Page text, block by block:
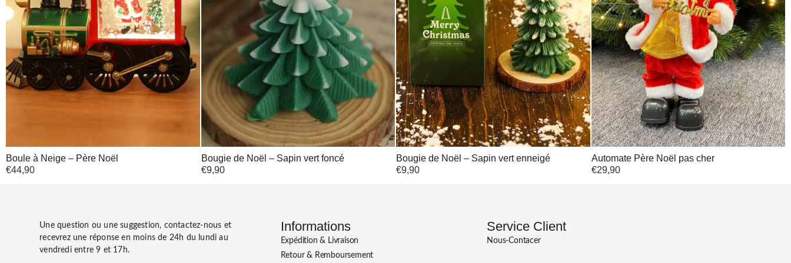
Boule à Neige – Père Noël
€44,90
Bougie de Noël – Sapin vert foncé
€9,90
Bougie de Noël – Sapin vert enneigé
€9,90
Automate Père Noël pas cher
€29,90
Une question ou une suggestion, contactez-nous et
recevrez une réponse en moins de 24h du lundi au
vendredi entre 9 et 17h.
Informations
Expédition & Livraison
Retour & Remboursement
Service Client
Nous-Contacer